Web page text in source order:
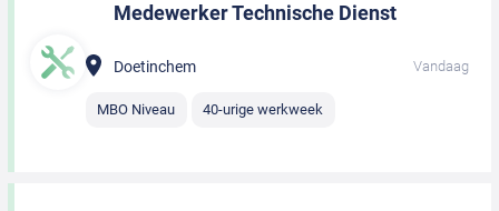
Medewerker Technische Dienst
Doetinchem Vandaag
MBO Niveau 40-urige werkweek